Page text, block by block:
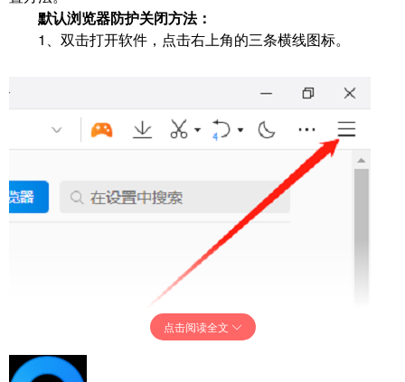
默认浏览器防护关闭方法：
1、双击打开软件，点击右上角的三条横线图标。
2、接着点击下方选项列表中的“设置”。
点击阅读全文